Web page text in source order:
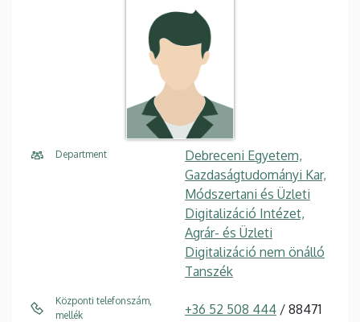
Department
Debreceni Egyetem,
Gazdaságtudományi Kar,
Módszertani és Üzleti
Digitalizáció Intézet,
Agrár- és Üzleti
Digitalizáció nem önálló
Tanszék
Központi telefonszám,
mellék
+36 52 508 444 / 88471